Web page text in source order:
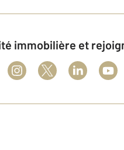
immobilière et